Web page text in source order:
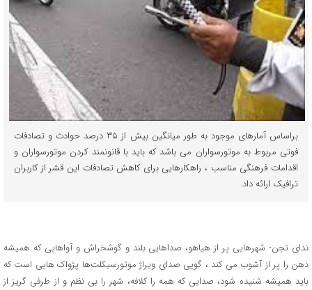
براساس آمارهای موجود به طور میانگین بیش از ۳۵ درصد حوادث و تصادفات
فوتی مربوط به موتورسواران می باشد که باید با قانونمند کردن موتورسواران و
اقدامات فرهنگی مناسب ، راهکارهایی برای کاهش تصادفات این قشر از کاربران
ترافیک ارائه داد.
ندای تجن- شهرهایی پر از هیاهو، صداهایی بلند و گوشخراش و آواهایی که همیشه
ذهن را پر از آشوب می کند ، گویی صدای ویراژ موتورسیکلت‌ها پژواک هایی است که
باید همیشه شنیده شود، صدایی که همه را کلافه، شهر را بی نظم و از طرفی گریز از